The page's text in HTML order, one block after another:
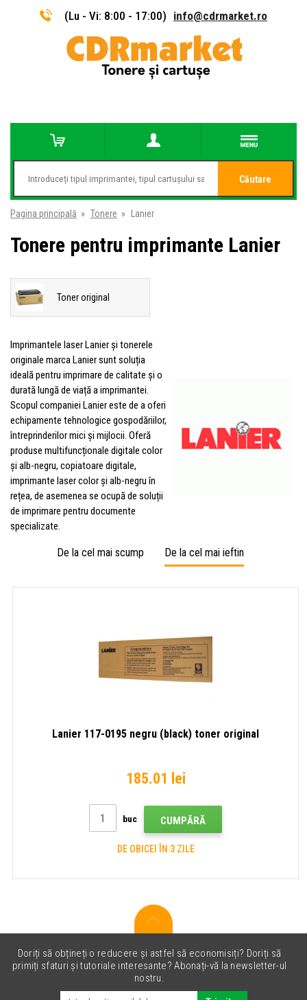
(Lu - Vi: 8:00 - 17:00) info@cdrmarket.ro
Căutare
Pagina principală » Tonere » Lanier
Tonere pentru imprimante Lanier
Toner original
Imprimantele laser Lanier și tonerele
originale marca Lanier sunt soluția
ideală pentru imprimare de calitate și o
durată lungă de viață a imprimantei.
Scopul companiei Lanier este de a oferi
echipamente tehnologice gospodăriilor,
întreprinderilor mici și mijlocii. Oferă
produse multifuncționale digitale color
și alb-negru, copiatoare digitale,
imprimante laser color și alb-negru în
rețea, de asemenea se ocupă de soluții
de imprimare pentru documente
specializate.
De la cel mai scump De la cel mai ieftin
Lanier 117-0195 negru (black) toner original
185.01 lei
buc CUMPĂRĂ
DE OBICEI ÎN 3 ZILE
Doriți să obțineți o reducere și astfel să economisiți? Doriți să
primiți sfaturi și tutoriale interesante? Abonați-vă la newsletter-ul
nostru.